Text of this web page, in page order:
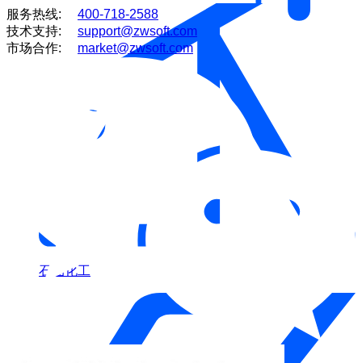
石油化工
服务热线:
400-718-2588
技术支持:
support@zwsoft.com
市场合作:
market@zwsoft.com